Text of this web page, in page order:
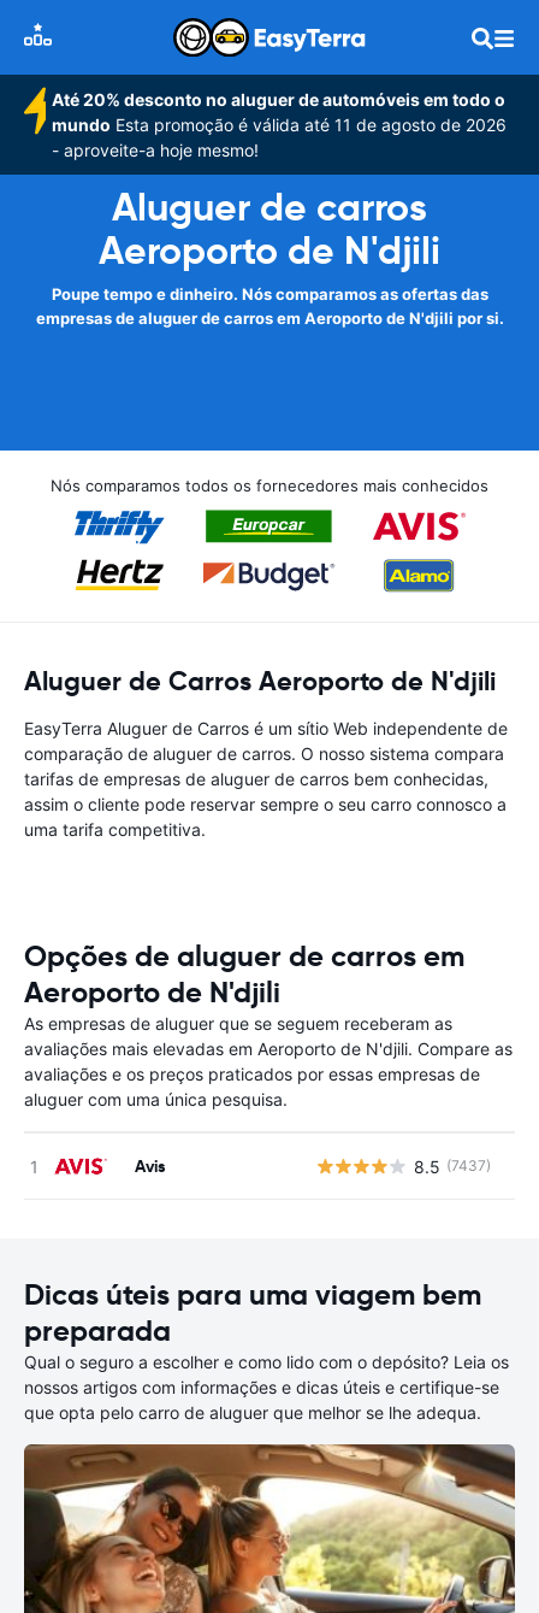
Até 20% desconto no aluguer de automóveis em todo o
mundo Esta promoção é válida até 11 de agosto de 2026
- aproveite-a hoje mesmo!
Aluguer de carros
Aeroporto de N'djili
Poupe tempo e dinheiro. Nós comparamos as ofertas das
empresas de aluguer de carros em Aeroporto de N'djili por si.
Nós comparamos todos os fornecedores mais conhecidos
Aluguer de Carros Aeroporto de N'djili
EasyTerra Aluguer de Carros é um sítio Web independente de
comparação de aluguer de carros. O nosso sistema compara
tarifas de empresas de aluguer de carros bem conhecidas,
assim o cliente pode reservar sempre o seu carro connosco a
uma tarifa competitiva.
Opções de aluguer de carros em
Aeroporto de N'djili
As empresas de aluguer que se seguem receberam as
avaliações mais elevadas em Aeroporto de N'djili. Compare as
avaliações e os preços praticados por essas empresas de
aluguer com uma única pesquisa.
Avis 8.5 (7437)
Dicas úteis para uma viagem bem
preparada
Qual o seguro a escolher e como lido com o depósito? Leia os
nossos artigos com informações e dicas úteis e certifique-se
que opta pelo carro de aluguer que melhor se lhe adequa.